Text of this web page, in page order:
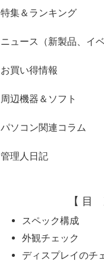
特集＆ランキング
ニュース（新製品、イ
お買い得情報
周辺機器＆ソフト
パソコン関連コラム
管理人日記
【 目
スペック構成
外観チェック
ディスプレイのチ